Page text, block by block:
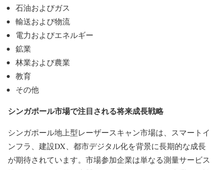
石油およびガス
輸送および物流
電力およびエネルギー
鉱業
林業および農業
教育
その他
シンガポール市場で注目される将来成長戦略
シンガポール地上型レーザースキャン市場は、スマートイ
ンフラ、建設DX、都市デジタル化を背景に長期的な成長
が期待されています。市場参加企業は単なる測量サービス